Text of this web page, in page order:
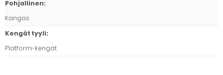
Pohjallinen:
Kangas
Kengät tyyli:
Platform-kengät